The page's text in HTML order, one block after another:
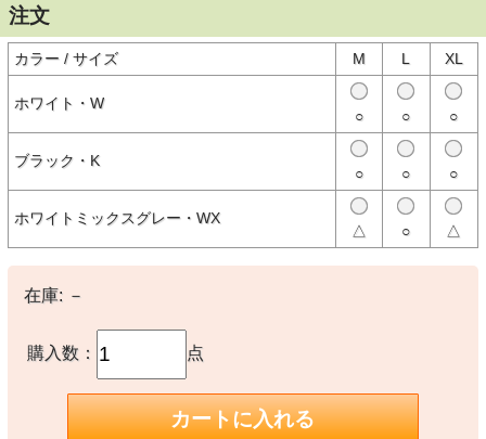
【商品説明】
肌触りのよいコットンと、速乾性を持つリサイクルポリエステルを使
用した、ニット生地のTシャツ。
風合いのよいコットンライクな生地は、柔らかくしなやかな肌触りで
す。
THE NORTH FACEの歴代のロゴを年代順に並べ、ブランドの歴史を
記しています。
【素材】
○本体：Recycled T/C Knit（ポリエステル73％、綿27％）
○中国／カンボジア
【備考】
※撮影時の環境やご使用のPCモニター等の環境により実際の色味と
多少異なる場合があります。
注文
カラー / サイズ M L XL
ホワイト・W
○
○ ○
ブラック・K
○
○ ○
ホワイトミックスグレー・WX
△
○ △
在庫: －
購入数： 点